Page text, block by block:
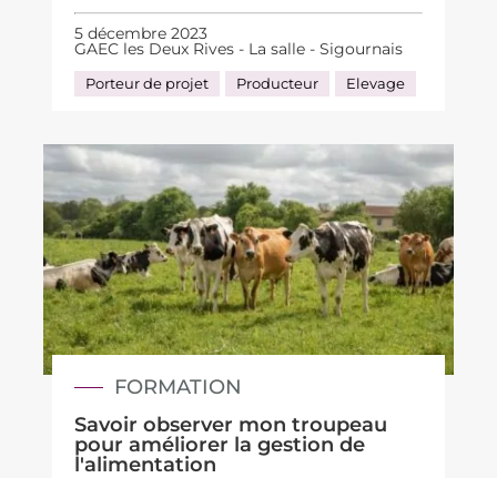
5 décembre 2023
GAEC les Deux Rives - La salle - Sigournais
Porteur de projet Producteur Elevage
FORMATION
Savoir observer mon troupeau
pour améliorer la gestion de
l'alimentation